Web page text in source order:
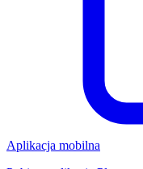
Aplikacja mobilna